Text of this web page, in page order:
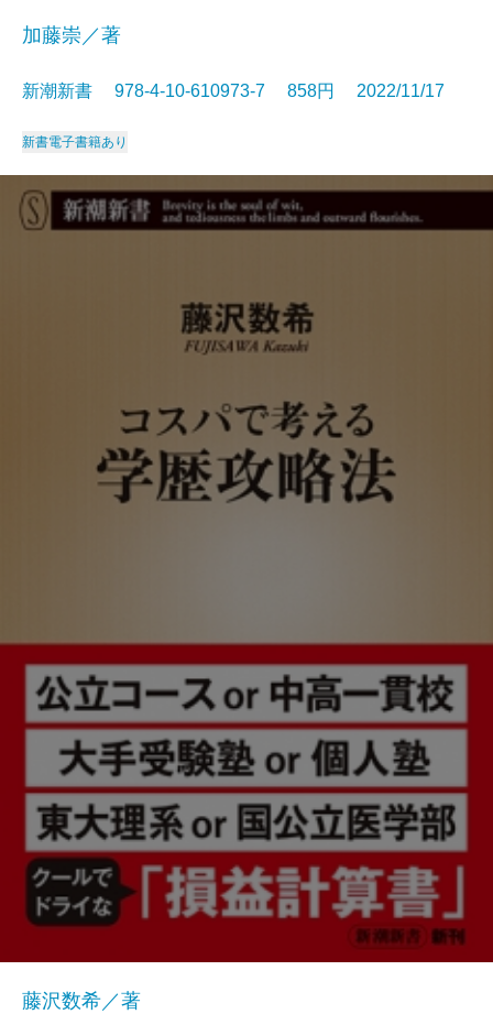
加藤崇／著
新潮新書 978-4-10-610973-7 858円 2022/11/17
新書電子書籍あり
藤沢数希／著